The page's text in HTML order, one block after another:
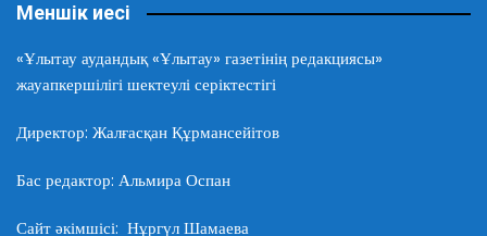
Меншік иесі
«Ұлытау аудандық «Ұлытау» газетінің редакциясы»
жауапкершілігі шектеулі серіктестігі
Директор: Жалғасқан Құрмансейітов
Бас редактор: Альмира Оспан
Сайт әкімшісі: Нұргүл Шамаева